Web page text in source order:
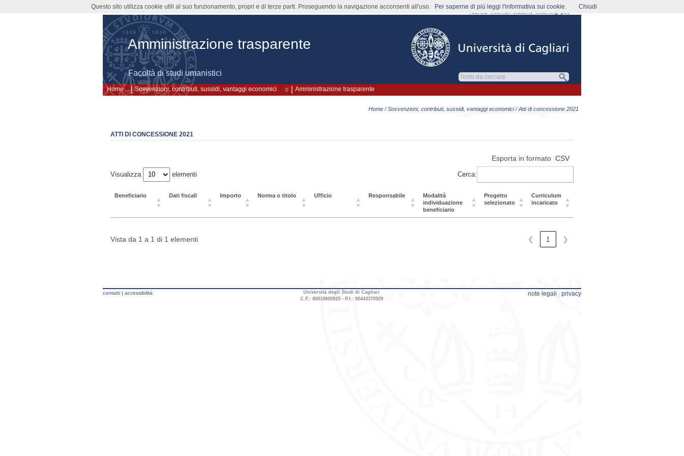
Amministrazione trasparente
Facoltà di studi umanistici
Home
rubrica webmail
Sovvenzioni, contributi, sussidi, vantaggi economici Amministrazione trasparente
Home /Sovvenzioni, contributi, sussidi, vantaggi economici/ Atti di concessione 2021
ATTI DI CONCESSIONE 2021
Esporta in formato CSV
Visualizza elementi Cerca:
Beneficiario Dati fiscali Importo Norma o titolo Ufficio Responsabile
Modalità
individuazione
beneficiario
Progetto
selezionato
Curriculum
incaricato
Vista da 1 a 1 di 1 elementi ❮ 1 ❯
contatti | accessibilità
Università degli Studi di Cagliari
C.F.: 80019600925 - P.I.: 00443370929
note legali | privacy
Questo sito utilizza cookie utili al suo funzionamento, propri e di terze parti. Proseguendo la navigazione acconsenti all'uso. Per saperne di più leggi l'informativa sui cookie. Chiudi